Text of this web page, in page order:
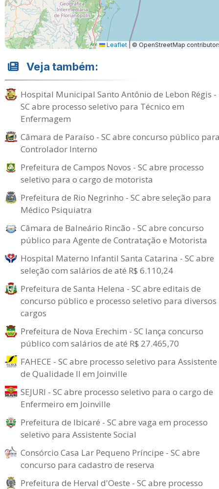
Leaflet © OpenStreetMap
Veja também:
Hospital Municipal Santo Antônio de Lebon Régis -
SC abre processo seletivo para Técnico em
Enfermagem
Câmara de Paraíso - SC abre concurso público
Controlador Interno
Prefeitura de Campos Novos - SC abre processo
seletivo para o cargo de motorista
Prefeitura de Rio Negrinho - SC abre seleção para
Médico Psiquiatra
Câmara de Balneário Rincão - SC abre concurso
público para Agente de Contratação e Motorista
Hospital Materno Infantil Santa Catarina - SC abre
seleção com salários de até R$ 6.110,24
Prefeitura de Santa Helena - SC abre editais de
concurso público e processo seletivo para diversos
cargos
Prefeitura de Nova Erechim - SC lança concurso
público com salários de até R$ 27.465,70
FAHECE - SC abre processo seletivo para Assistente
de Qualidade II em Joinville
SEJURI - SC abre processo seletivo para o cargo de
Enfermeiro em Joinville
Prefeitura de Ibicaré - SC abre vaga em processo
seletivo para Assistente Social
Consórcio Casa Lar Pequeno Príncipe - SC abre
concurso para cadastro de reserva
Prefeitura de Herval d'Oeste - SC abre processo